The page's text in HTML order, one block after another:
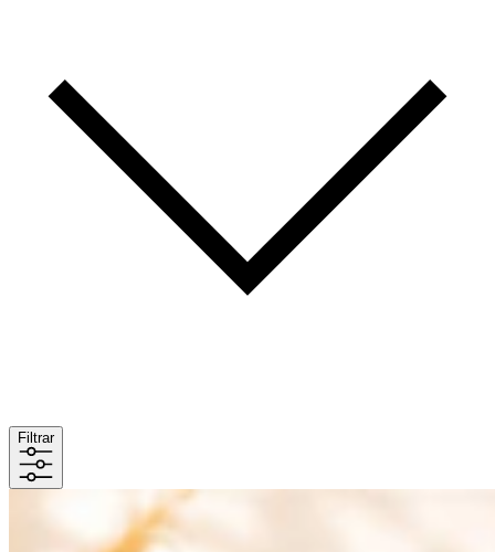
Filtrar